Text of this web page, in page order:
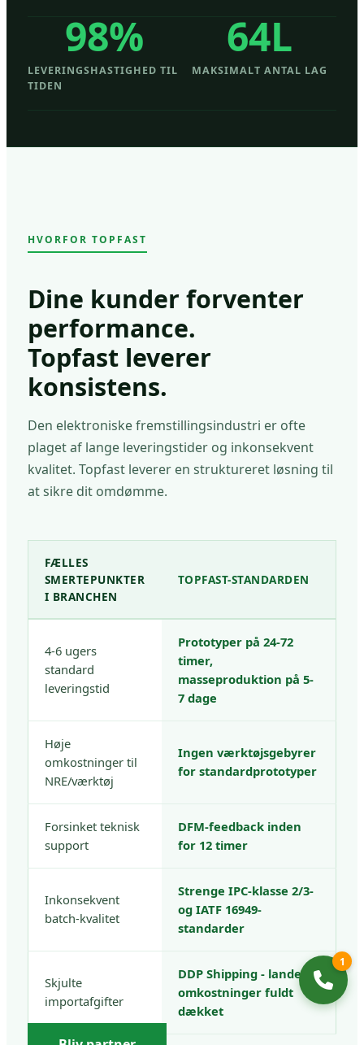
98%
LEVERINGSHASTIGHED TIL
TIDEN
64L
MAKSIMALT ANTAL LAG
HVORFOR TOPFAST
Dine kunder forventer
performance.
Topfast leverer
konsistens.
Den elektroniske fremstillingsindustri er ofte
plaget af lange leveringstider og inkonsekvent
kvalitet. Topfast leverer en struktureret løsning til
at sikre dit omdømme.
FÆLLES
SMERTEPUNKTER
I BRANCHEN
TOPFAST-STANDARDEN
4-6 ugers
standard
leveringstid
Prototyper på 24-72
timer,
masseproduktion på 5-
7 dage
Høje
omkostninger til
NRE/værktøj
Ingen værktøjsgebyrer
for standardprototyper
Forsinket teknisk
support
DFM-feedback inden
for 12 timer
Inkonsekvent
batch-kvalitet
Strenge IPC-klasse 2/3-
og IATF 16949-
standarder
Skjulte
importafgifter
DDP Shipping - landede
omkostninger fuldt
dækket
1